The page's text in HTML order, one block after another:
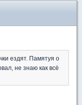
ездят. Памятуя о
не знаю как всё